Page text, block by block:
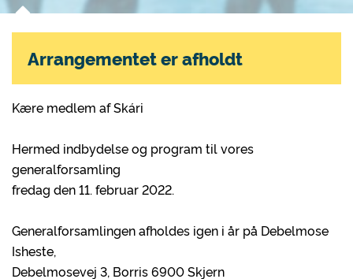
Kære medlem af Skári
Hermed indbydelse og program til vores
generalforsamling
fredag den 11. februar 2022.
Generalforsamlingen afholdes igen i år på Debelmose
Isheste,
Debelmosevej 3, Borris 6900 Skjern
Arrangementet er afholdt